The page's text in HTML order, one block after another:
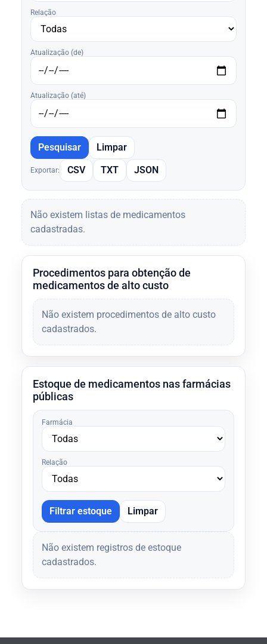
Relação
Atualização (de)
Atualização (até)
Pesquisar Limpar
Exportar: CSV TXT JSON
Não existem listas de medicamentos
cadastradas.
Procedimentos para obtenção de
medicamentos de alto custo
Não existem procedimentos de alto custo
cadastrados.
Estoque de medicamentos nas farmácias
públicas
Farmácia
Relação
Filtrar estoque Limpar
Não existem registros de estoque
cadastrados.